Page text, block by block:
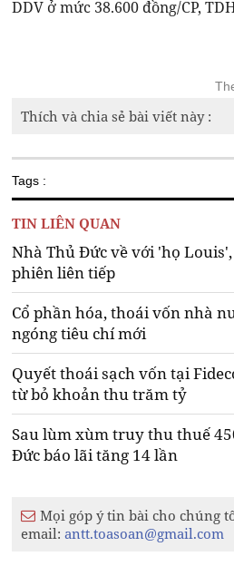
DDV ở mức 38.600 đồng/CP,
Thích và chia sẻ bài viết này :
Tags :
TIN LIÊN QUAN
Nhà Thủ Đức về với 'họ
phiên liên tiếp
Cổ phần hóa, thoái vốn nhà
ngóng tiêu chí mới
Quyết thoái sạch vốn tại
từ bỏ khoản thu trăm tỷ
Sau lùm xùm truy thu thuế
Đức báo lãi tăng 14 lần
Mọi góp ý tin bài cho chúng
email:antt.toasoan@gmail.com